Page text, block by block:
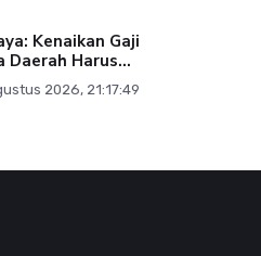
Kenaikan Gaji
Daerah Harus...
2026, 21:17:49